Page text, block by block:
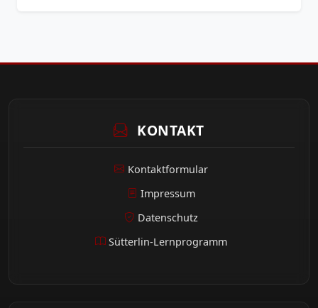
KONTAKT
Kontaktformular
Impressum
Datenschutz
Sütterlin-Lernprogramm